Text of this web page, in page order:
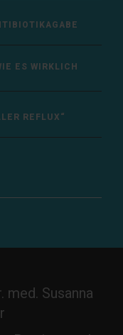
ES WIRKLICH
REFLUX“
Susanna